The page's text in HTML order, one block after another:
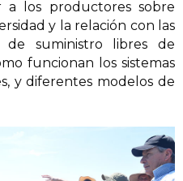
a los productores sobre
y la relación con las
de suministro libres de
funcionan los sistemas
y diferentes modelos de